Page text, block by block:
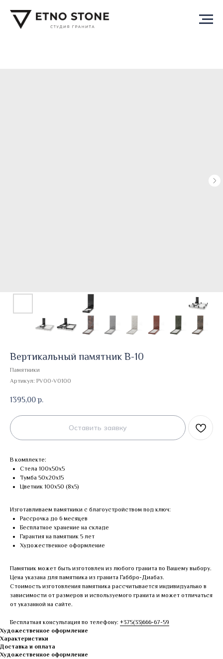
Вертикальный памятник В-10
Памятники
Артикул: PV00-V0100
1395,00 р.
Оставить заявку
В комплекте:
Стела 100х50х5
Тумба 50х20х15
Цветник 100х50 (8х5)
Изготавливаем памятники с благоустройством под ключ:
Рассрочка до 6 месяцев
Бесплатное хранение на складе
Гарантия на памятник 5 лет
Художественное оформление
Памятник может быть изготовлен из любого гранита по Вашему выбору.
Цена указана для памятника из гранита Габбро-Диабаз.
Стоимость изготовления памятника рассчитывается индивидуально в
зависимости от размеров и используемого гранита и может отличаться
от указанной на сайте.
Бесплатная консультация по телефону: +375(33)666-67-59
Художественное оформление
Характеристики
Доставка и оплата
Художественное оформление